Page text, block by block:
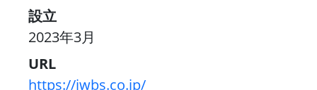
設立
2023年3月
URL
https://jwbs.co.jp/